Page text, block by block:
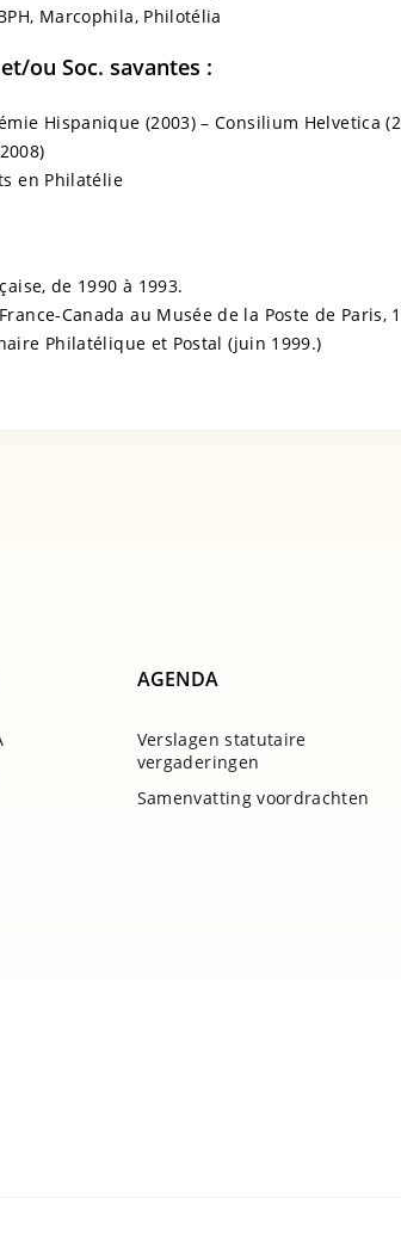
Marcophila, Philotélia
ou Soc. savantes :
Hispanique (2003) – Consilium Helvetica
en Philatélie
de 1990 à 1993.
Canada au Musée de la Poste de Paris,
Philatélique et Postal (juin 1999.)
AGENDA
Verslagen statutaire
vergaderingen
Samenvatting voordrachten